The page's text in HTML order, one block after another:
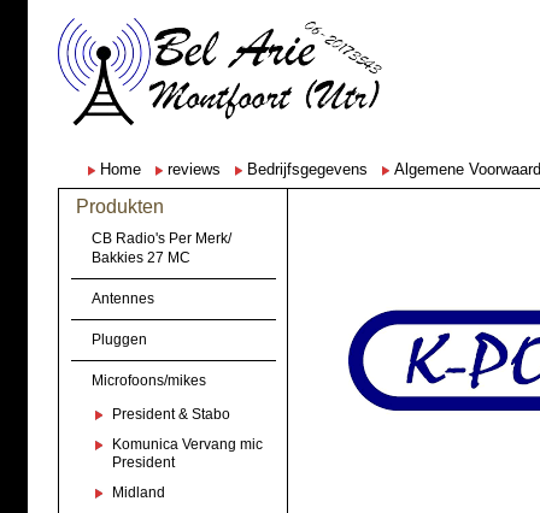
Home reviews Bedrijfsgegevens Algemene
Produkten
CB Radio's Per Merk/
Bakkies 27 MC
Antennes
Pluggen
Microfoons/mikes
President & Stabo
Komunica Vervang mic
President
Midland